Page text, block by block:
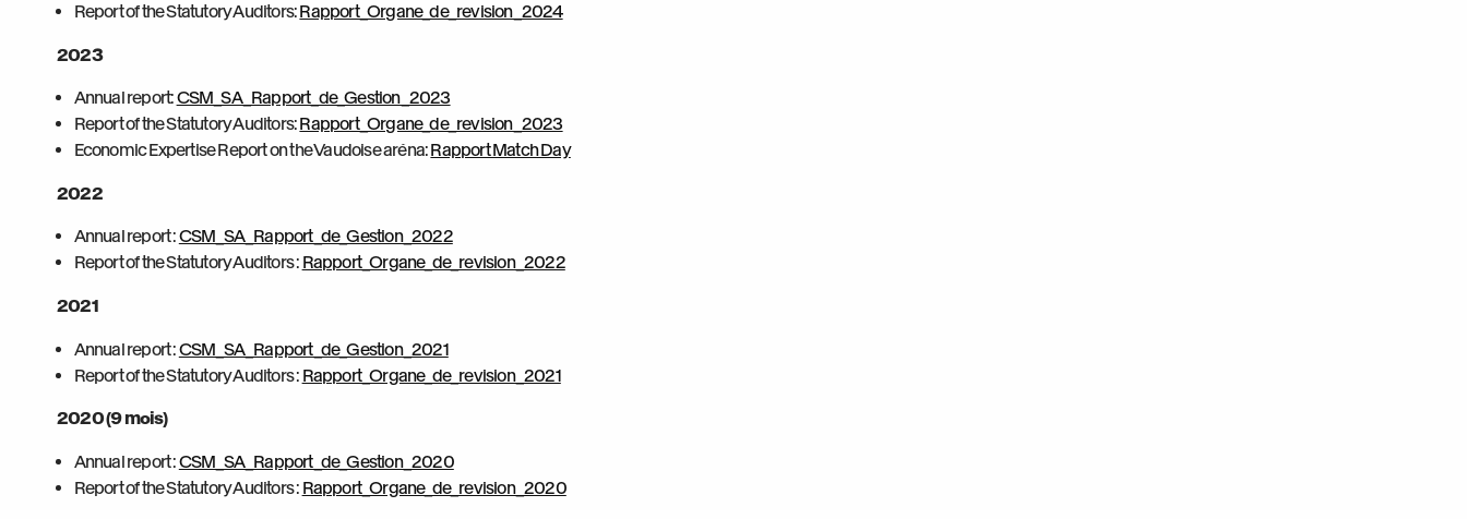
Report of the Statutory Auditors:Rapport_Organe_de_revision_2024
2023
Annual report:CSM_SA_Rapport_de_Gestion_2023
Report of the Statutory Auditors:Rapport_Organe_de_revision_2023
Economic Expertise Report on the Vaudoise aréna:Rapport Match Day
2022
Annual report :CSM_SA_Rapport_de_Gestion_2022
Report of the Statutory Auditors : Rapport_Organe_de_revision_2022
2021
Annual report :CSM_SA_Rapport_de_Gestion_2021
Report of the Statutory Auditors : Rapport_Organe_de_revision_2021
2020 (9 mois)
Annual report :CSM_SA_Rapport_de_Gestion_2020
Report of the Statutory Auditors : Rapport_Organe_de_revision_2020